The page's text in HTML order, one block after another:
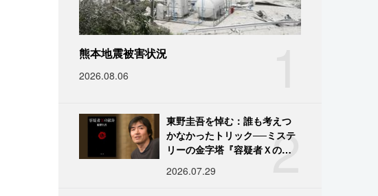
熊本地震被害状況
2026.08.06
2
東野圭吾を悼む：誰も考えつ
かなかったトリック──ミステ
リーの金字塔『容疑者Ｘの献
2026.07.29